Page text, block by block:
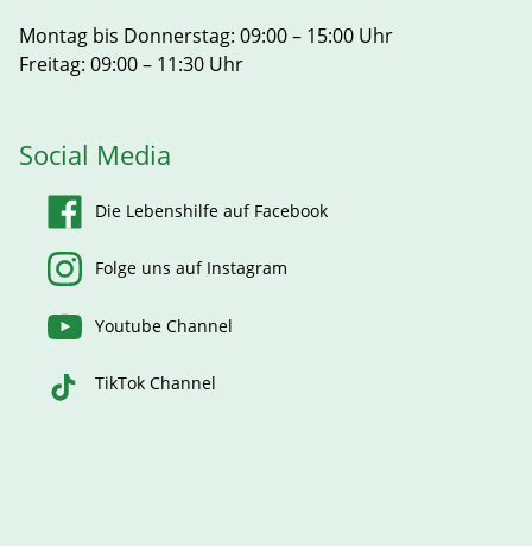
Montag bis Donnerstag: 09:00 – 15:00 Uhr
Freitag: 09:00 – 11:30 Uhr
Social Media
Die Lebenshilfe auf Facebook
Folge uns auf Instagram
Youtube Channel
TikTok Channel